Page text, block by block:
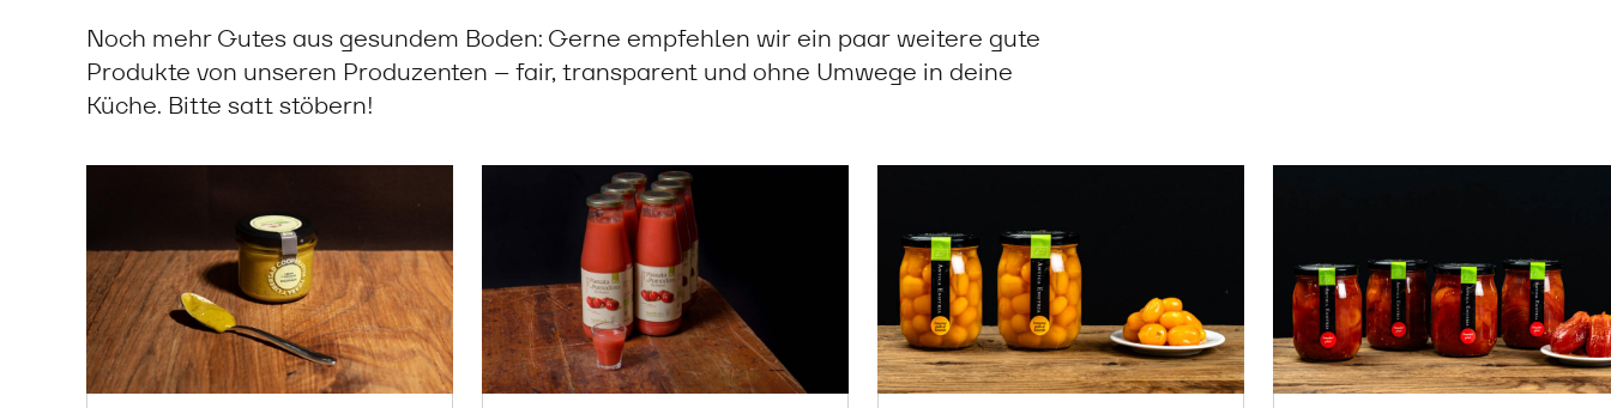
Noch mehr Gutes aus gesundem Boden: Gerne empfehlen wir ein paar weitere gute
Produkte von unseren Produzenten – fair, transparent und ohne Umwege in deine
Küche. Bitte satt stöbern!